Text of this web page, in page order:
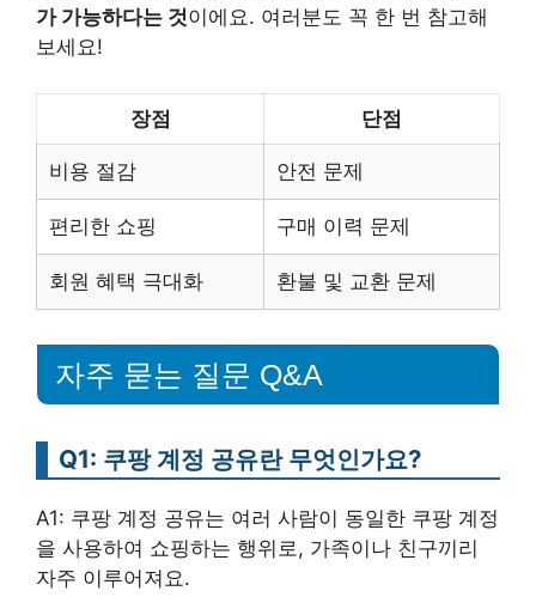
가 가능하다는 것이에요. 여러분도 꼭 한 번 참고해
보세요!
장점 단점
비용 절감 안전 문제
편리한 쇼핑 구매 이력 문제
회원 혜택 극대화 환불 및 교환 문제
자주 묻는 질문 Q&A
Q1: 쿠팡 계정 공유란 무엇인가요?
A1: 쿠팡 계정 공유는 여러 사람이 동일한 쿠팡 계정
을 사용하여 쇼핑하는 행위로, 가족이나 친구끼리
자주 이루어져요.